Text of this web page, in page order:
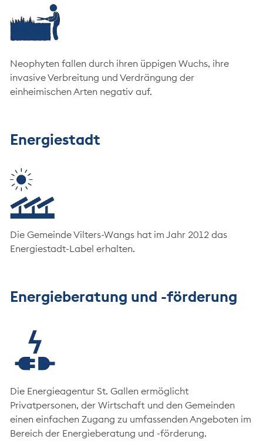
Neophyten fallen durch ihren üppigen Wuchs, ihre
invasive Verbreitung und Verdrängung der
einheimischen Arten negativ auf.
Energiestadt
Die Gemeinde Vilters-Wangs hat im Jahr 2012 das
Energiestadt-Label erhalten.
Energieberatung und -förderung
Die Energieagentur St. Gallen ermöglicht
Privatpersonen, der Wirtschaft und den Gemeinden
einen einfachen Zugang zu umfassenden Angeboten im
Bereich der Energieberatung und -förderung.